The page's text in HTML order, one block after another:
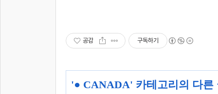
공감 구독하기
'● CANADA' 카테고리의 다른